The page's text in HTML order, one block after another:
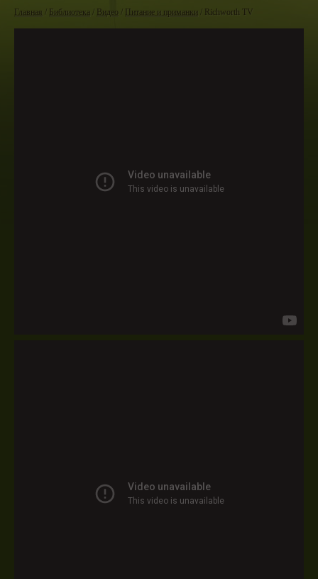
Главная / Библиотека / Видео / Питание и приманки / Richworth TV